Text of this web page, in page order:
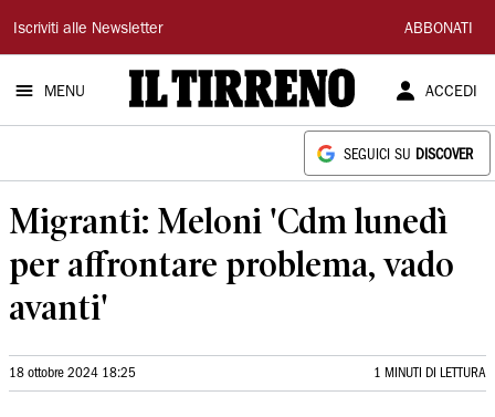
Il
Tirreno
Iscriviti alle Newsletter ABBONATI
MENU ACCEDI
SEGUICI SU DISCOVER
Migranti: Meloni 'Cdm lunedì
per affrontare problema, vado
avanti'
18 ottobre 2024 18:25 1 MINUTI DI LETTURA